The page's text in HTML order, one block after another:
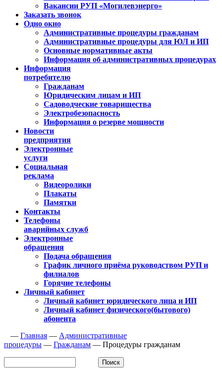
Вакансии РУП «Могилевэнерго»
Заказать звонок
Одно окно
Административные процедуры гражданам
Административные процедуры для ЮЛ и ИП
Основные нормативные акты
Информация об административных процедурах
Информация
потребителю
Гражданам
Юридическим лицам и ИП
Садоводческие товарищества
Электробезопасность
Информация о резерве мощности
Новости
предприятия
Электронные
услуги
Социальная
реклама
Видеоролики
Плакаты
Памятки
Контакты
Телефоны
аварийных служб
Электронные
обращения
Подача обращения
График личного приёма руководством РУП и
филиалов
Горячие телефоны
Личный кабинет
Личный кабинет юридического лица и ИП
Личный кабинет физического(бытового)
абонента
— Главная — Административные
процедуры — Гражданам — Процедуры гражданам